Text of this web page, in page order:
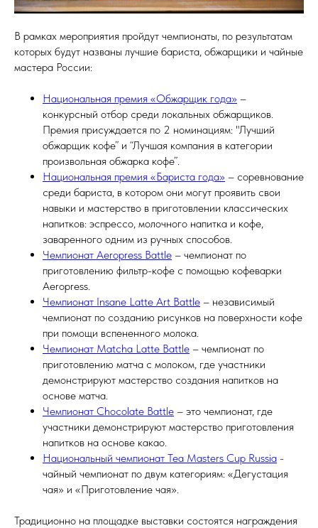
В рамках мероприятия пройдут чемпионаты, по результатам
которых будут названы лучшие бариста, обжарщики и чайные
мастера России:
Национальная премия «Обжарщик года» –
конкурсный отбор среди локальных обжарщиков.
Премия присуждается по 2 номинациям: "Лучший
обжарщик кофе” и “Лучшая компания в категории
произвольная обжарка кофе”.
Национальная премия «Бариста года» – соревнование
среди бариста, в котором они могут проявить свои
навыки и мастерство в приготовлении классических
напитков: эспрессо, молочного напитка и кофе,
заваренного одним из ручных способов.
Чемпионат Aeropress Battle – чемпионат по
приготовлению фильтр-кофе с помощью кофеварки
Aeropress.
Чемпионат Insane Latte Art Battle – независимый
чемпионат по созданию рисунков на поверхности кофе
при помощи вспененного молока.
Чемпионат Matcha Latte Battle – чемпионат по
приготовлению матча с молоком, где участники
демонстрируют мастерство создания напитков на
основе матча.
Чемпионат Chocolate Battle – это чемпионат, где
участники демонстрируют мастерство приготовления
напитков на основе какао.
Национальный чемпионат Tea Masters Cup Russia -
чайный чемпионат по двум категориям: «Дегустация
чая» и «Приготовление чая».
Традиционно на площадке выставки состоятся награждения